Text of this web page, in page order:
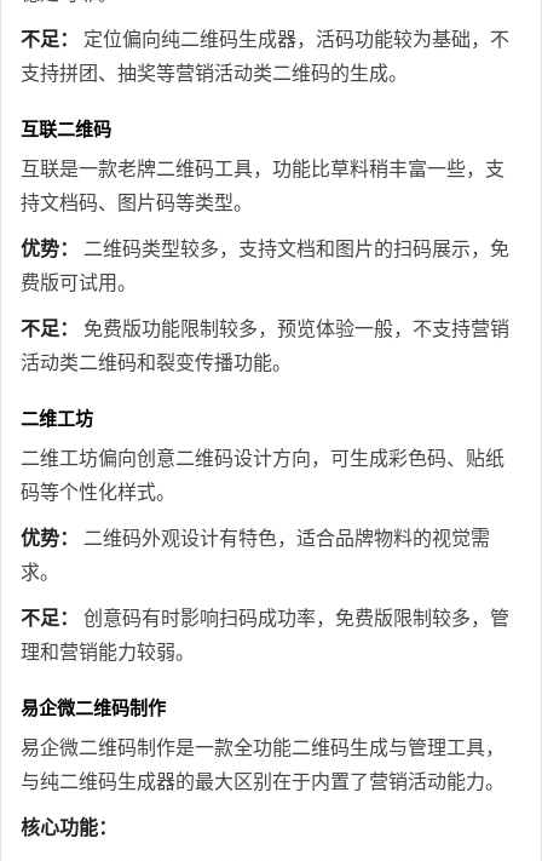
不足：
定位偏向纯二维码生成器，活码功能较为基础，不
支持拼团、抽奖等营销活动类二维码的生成。
互联二维码
互联是一款老牌二维码工具，功能比草料稍丰富一些，支
持文档码、图片码等类型。
优势：
二维码类型较多，支持文档和图片的扫码展示，免
费版可试用。
不足：
免费版功能限制较多，预览体验一般，不支持营销
活动类二维码和裂变传播功能。
二维工坊
二维工坊偏向创意二维码设计方向，可生成彩色码、贴纸
码等个性化样式。
优势：
二维码外观设计有特色，适合品牌物料的视觉需
求。
不足：
创意码有时影响扫码成功率，免费版限制较多，管
理和营销能力较弱。
易企微二维码制作
易企微二维码制作是一款全功能二维码生成与管理工具，
与纯二维码生成器的最大区别在于内置了营销活动能力。
核心功能：